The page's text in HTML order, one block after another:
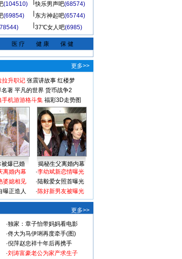
(104510) 快乐男声吧(68574)
(69854) 东方神起吧(65744)
37℃女人吧(6985)
医 疗 健 康 保 健
更多>>
拉升职记 张震讲故事 红楼梦
名著 平凡的世界 货币战争2
手机游游格斗集 福彩3D走势图
被爆已婚
揭秘生父离婚内幕
离婚内幕
婆媳相见
曝正造人
·李幼斌新恋情曝光
·陆毅爱女照首曝光
·陈好新男友被曝光
更多>>
·独家：章子怡带妈妈看电影
·佟大为马伊琍再度牵手(图)
·倪萍赵忠祥十年后再携手
·刘涛富豪老公为家产求生子